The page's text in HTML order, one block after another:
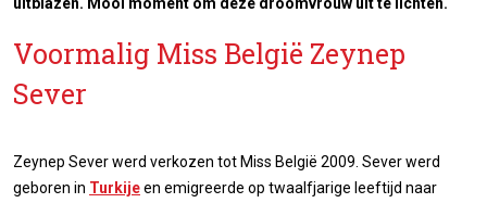
Voormalig Miss België Zeynep
Sever
Zeynep Sever werd verkozen tot Miss België 2009. Sever werd
geboren in Turkijeen emigreerde op twaalfjarige leeftijd naar